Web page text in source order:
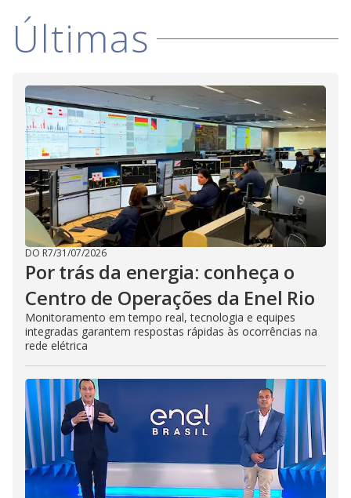
i
d
e
o
Últimas
DO R7/31/07/2026
Por trás da energia: conheça o
Centro de Operações da Enel Rio
Monitoramento em tempo real, tecnologia e equipes
integradas garantem respostas rápidas às ocorrências na
rede elétrica